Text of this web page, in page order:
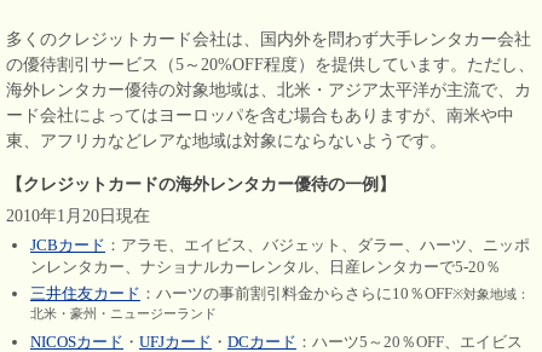
多くのクレジットカード会社は、国内外を問わず大手レンタカー会社
の優待割引サービス（5～20%OFF程度）を提供しています。ただし、
海外レンタカー優待の対象地域は、北米・アジア太平洋が主流で、カ
ード会社によってはヨーロッパを含む場合もありますが、南米や中
東、アフリカなどレアな地域は対象にならないようです。
【クレジットカードの海外レンタカー優待の一例】
2010年1月20日現在
JCBカード ：アラモ、エイビス、バジェット、ダラー、ハーツ、ニッポ
ンレンタカー、ナショナルカーレンタル、日産レンタカーで5-20％
三井住友カード ：ハーツの事前割引料金からさらに10％OFF※対象地域：
北米・豪州・ニュージーランド
NICOSカード ・ UFJカード ・ DCカード ：ハーツ5～20％OFF、エイビス